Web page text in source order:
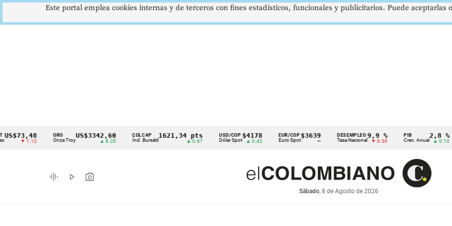
Cintillo
indicadores
económicos
1.12
ORO
Onza Troy
US$3342,60 COLCAP
Índ. Bursátil
1621,34 pts USD/COP
Dólar Spot
$4178
▲ 0.42
EUR/COP
Euro Spot
$3639
—
DESEMPLEO
Tasa Nacional
9,9 %
▼ 0.30
PIB
Crec. Anual
2,8 %
▲ 0.10
TRM
graphic_eq play_arrow photo_camera
Sábado, 8 de Agosto de 2026
Este portal emplea cookies internas y de terceros con fines estadísticos, funcionales y publicitarios. Puede aceptarlas